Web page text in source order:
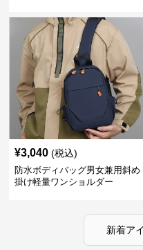
¥3,040 (税込)
防水ボディバッグ男女兼用斜め
掛け軽量ワンショルダー
新着ア